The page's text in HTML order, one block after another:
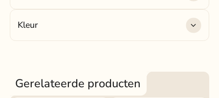
Kleur
Gerelateerde producten